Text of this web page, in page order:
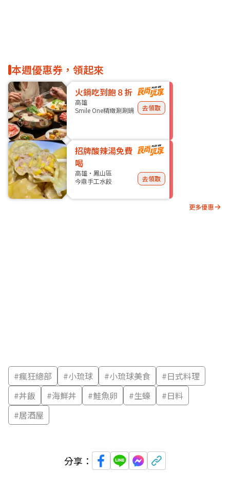
本週優惠券，領起來
火鍋吃到飽８折
高雄
Smile One精緻涮涮鍋
去領取
招牌酸辣湯免費
喝
高雄・鳳山區
今鼎手工水餃
去領取
更多優惠
#瘋狂總部 #小琉球 #小琉球美食 #日式料理
#丼飯 #海鮮丼 #鮭魚卵 #生蠔 #日料
#居酒屋
分享：